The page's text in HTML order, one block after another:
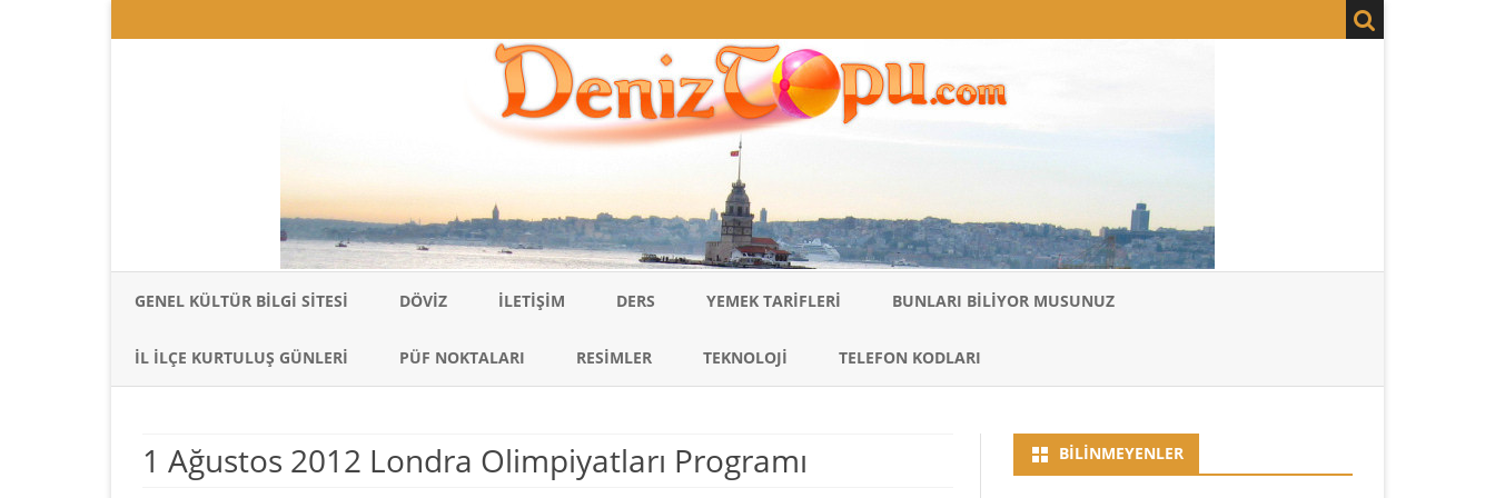
to
GENEL KÜLTÜR BILGI SITESI DÖVIZ İLETIŞIM DERS YEMEK TARIFLERI BUNLARI BILIYOR MUSUNUZ
İL İLÇE KURTULUŞ GÜNLERI PÜF NOKTALARI RESIMLER TEKNOLOJI TELEFON KODLARI
1 Ağustos 2012 Londra Olimpiyatları Programı BILINMEYENLER